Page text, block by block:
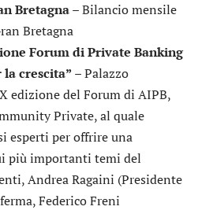
Bretagna– Bilancio mensile
Bretagna
Forum di Private Banking
crescita” – Palazzo
edizione del Forum di AIPB,
Private, al quale
esperti per offrire una
più importanti temi del
Andrea Ragaini (Presidente
Federico Freni